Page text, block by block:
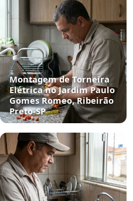
Montagem de Torneira
Elétrica no Jardim Paulo
Gomes Romeo, Ribeirão
Preto‑SP